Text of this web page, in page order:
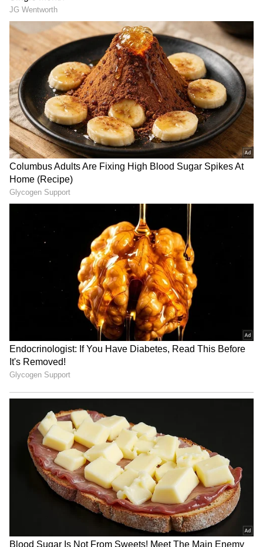
హోమ్ మంత్రి అనిత | Anitha Vangalapudi
Strong Counter to Jagan
తమిళనాడు బడ్జెట్ విజయ్ ఆసక్తికర
కేటాయింపులు | Tamil Nadu CM Vijay
Mega Budget 2026